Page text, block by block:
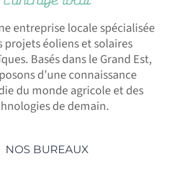
entreprise locale spécialisée
projets éoliens et solaires
Basés dans le Grand Est,
d’une connaissance
du monde agricole et des
de demain.
NOS BUREAUX